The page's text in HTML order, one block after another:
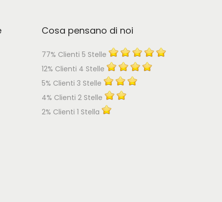
Cosa pensano di noi
77% Clienti 5 Stelle
12% Clienti 4 Stelle
5% Clienti 3 Stelle
4% Clienti 2 Stelle
2% Clienti 1 Stella